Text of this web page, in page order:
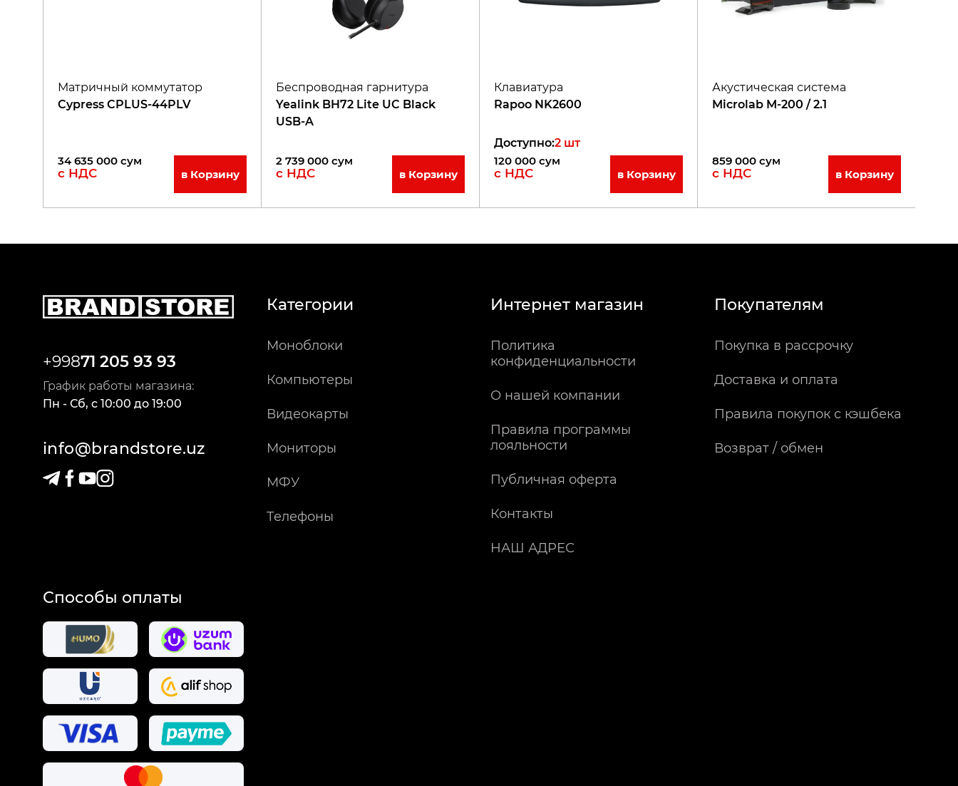
Матричный коммутатор
Cypress CPLUS-44PLV
34 635 000 сум
с НДС в Корзину
Беспроводная гарнитура
Yealink BH72 Lite UC Black
USB-A
2 739 000 сум
с НДС в Корзину
Клавиатура
Rapoo NK2600
Доступно:2 шт
120 000 сум
с НДС в Корзину
Акустическая система
Microlab M-200 / 2.1
859 000 сум
с НДС в Корзину
+99871 205 93 93
График работы магазина:
Пн - Сб, c 10:00 до 19:00
info@brandstore.uz
Категории
Моноблоки
Компьютеры
Видеокарты
Мониторы
МФУ
Телефоны
Интернет магазин
Политика
конфиденциальности
О нашей компании
Правила программы
лояльности
Публичная оферта
Контакты
НАШ АДРЕС
Покупателям
Покупка в рассрочку
Доставка и оплата
Правила покупок с кэшбека
Возврат / обмен
Способы оплаты